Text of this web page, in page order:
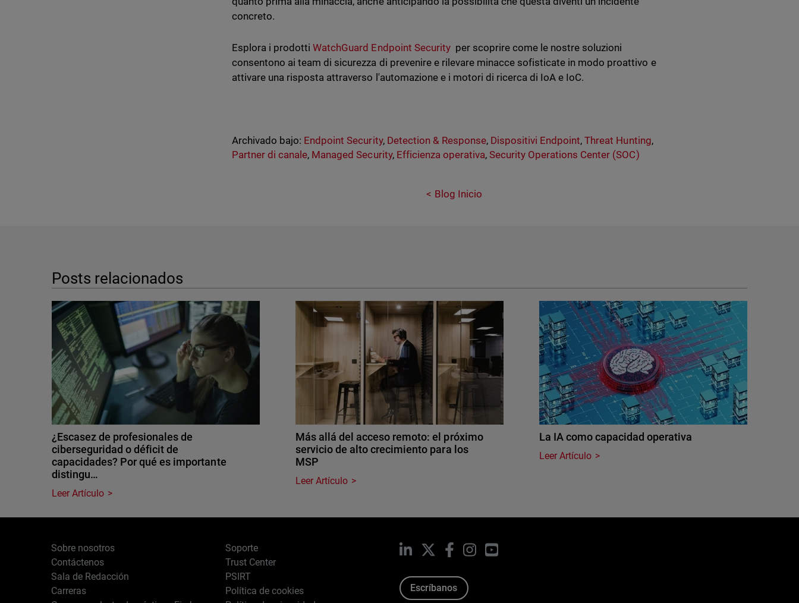
concreto.
Esplora i prodottiWatchGuard Endpoint Security per scoprire come le nostre soluzioni
consentono ai team di sicurezza di prevenire e rilevare minacce sofisticate in modo proattivo e
attivare una risposta attraverso l'automazione e i motori di ricerca di IoA e IoC.
Archivado bajo: Endpoint Security, Detection & Response, Dispositivi Endpoint,Threat Hunting,
Partner di canale, Managed Security, Efficienza operativa,Security Operations Center (SOC)
Blog Inicio
Posts relacionados
¿Escasez de profesionales de
ciberseguridad o déficit de
capacidades? Por qué es importante
distingu…
Leer Artículo
Más allá del acceso remoto: el próximo
servicio de alto crecimiento para los
MSP
Leer Artículo
La IA como capacidad operativa
Leer Artículo
Sobre nosotros
Contáctenos
Sala de Redacción
Carreras
Soporte
Trust Center
PSIRT
Política de cookies
LinkedIn Facebook
InstagramYouTube
Escríbanos